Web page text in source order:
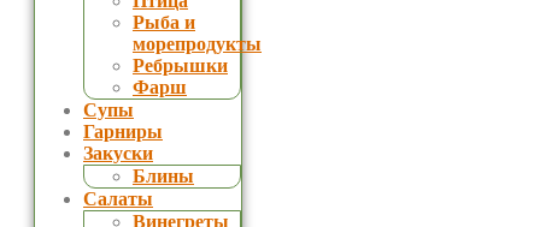
Рыба и
морепродукты
Ребрышки
Фарш
Супы
Гарниры
Закуски
Блины
Салаты
Винегреты